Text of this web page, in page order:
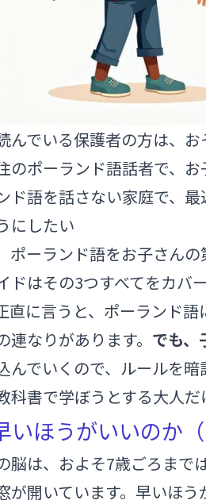
んでいる保護者の方は、
のポーランド語話者で、
ド語を話さない家庭で、
にしたい
ポーランド語をお子さん
ドはその3つすべてをカバ
直に言うと、ポーランド
連なりがあります。 でも、
んでいくので、ルールを
科書で学ぼうとする大人だ
いほうがいいのか
脳は、およそ7歳ごろまで
が開いています。早いほ